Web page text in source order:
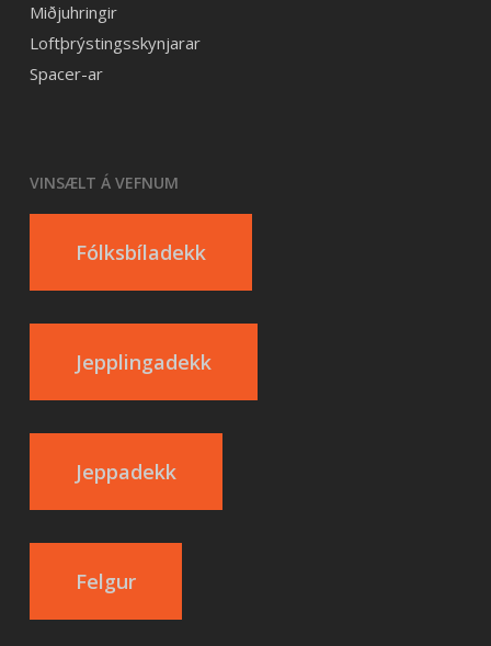
Miðjuhringir
Loftþrýstingsskynjarar
Spacer-ar
VINSÆLT Á VEFNUM
Fólksbíladekk
Jepplingadekk
Jeppadekk
Felgur